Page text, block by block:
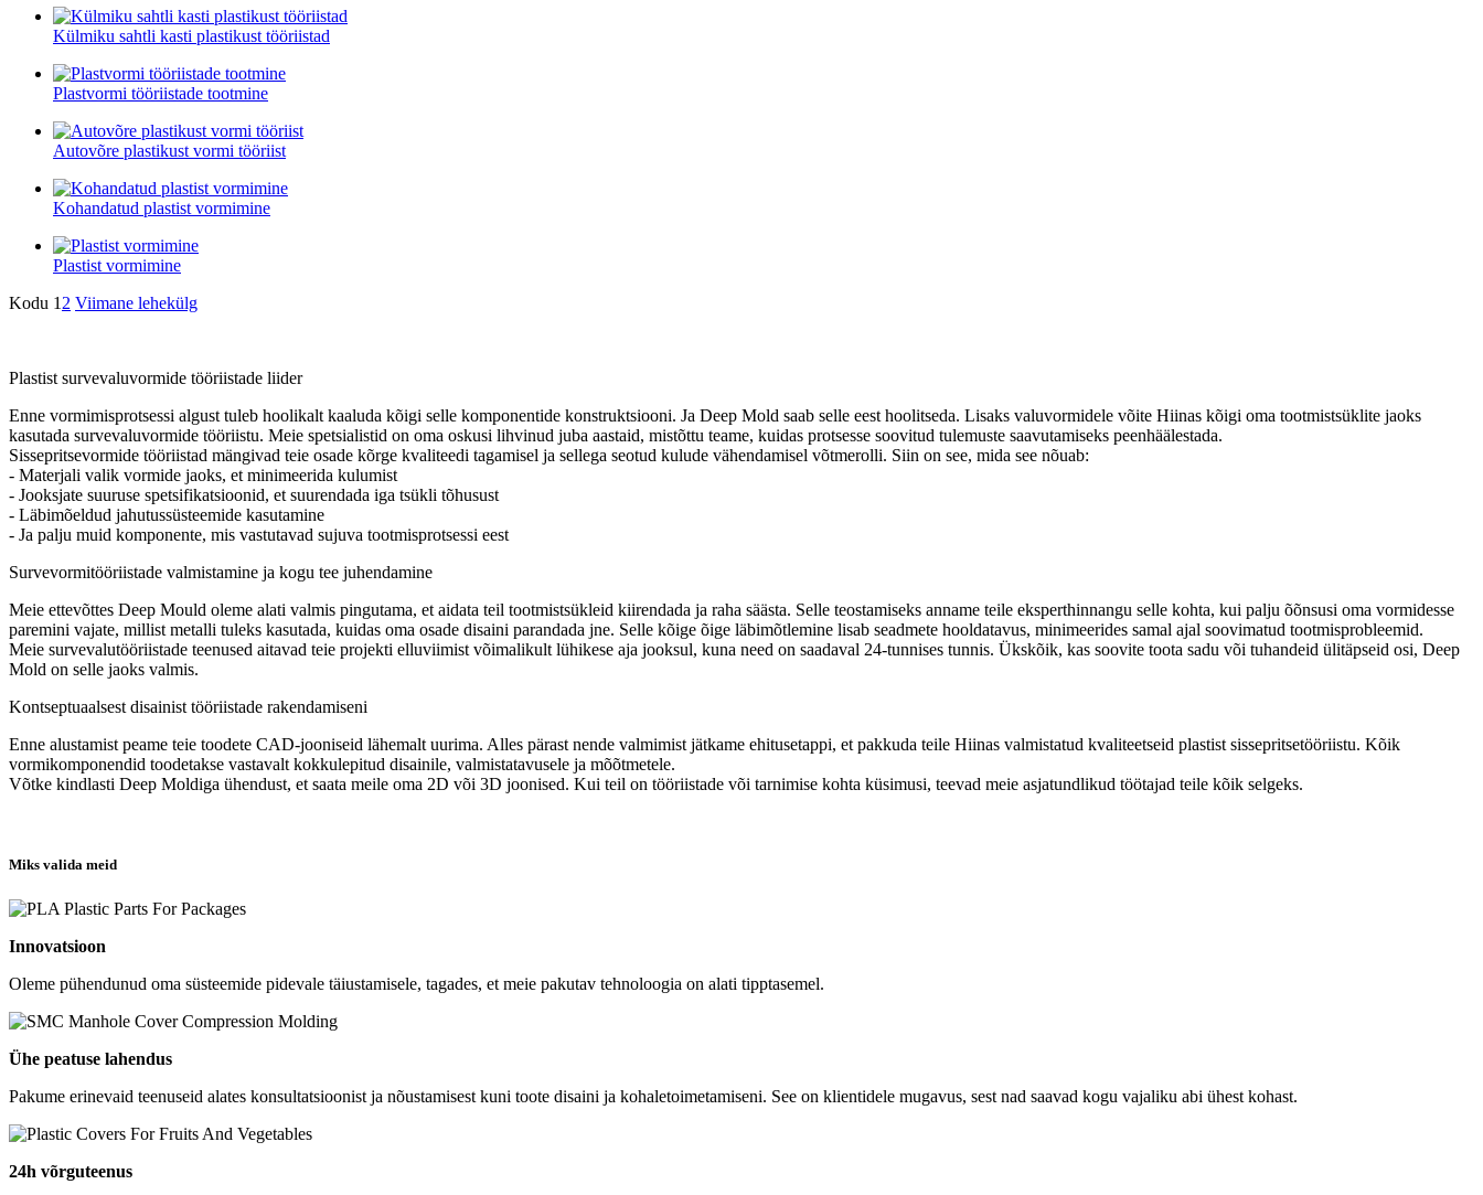
Külmiku sahtli kasti plastikust tööriistad
Plastvormi tööriistade tootmine
Autovõre plastikust vormi tööriist
Kohandatud plastist vormimine
Plastist vormimine
Kodu 1 2 Viimane lehekülg
Plastist survevaluvormide tööriistade liider
Enne vormimisprotsessi algust tuleb hoolikalt kaaluda kõigi selle komponentide konstruktsiooni. Ja Deep Mold saab selle eest hoolitseda. Lisaks valuvormidele võite Hiinas kõigi oma tootmistsüklite jaoks
kasutada survevaluvormide tööriistu. Meie spetsialistid on oma oskusi lihvinud juba aastaid, mistõttu teame, kuidas protsesse soovitud tulemuste saavutamiseks peenhäälestada.
Sissepritsevormide tööriistad mängivad teie osade kõrge kvaliteedi tagamisel ja sellega seotud kulude vähendamisel võtmerolli. Siin on see, mida see nõuab:
- Materjali valik vormide jaoks, et minimeerida kulumist
- Jooksjate suuruse spetsifikatsioonid, et suurendada iga tsükli tõhusust
- Läbimõeldud jahutussüsteemide kasutamine
- Ja palju muid komponente, mis vastutavad sujuva tootmisprotsessi eest
Survevormitööriistade valmistamine ja kogu tee juhendamine
Meie ettevõttes Deep Mould oleme alati valmis pingutama, et aidata teil tootmistsükleid kiirendada ja raha säästa. Selle teostamiseks anname teile eksperthinnangu selle kohta, kui palju õõnsusi oma vormidesse
paremini vajate, millist metalli tuleks kasutada, kuidas oma osade disaini parandada jne. Selle kõige õige läbimõtlemine lisab seadmete hooldatavus, minimeerides samal ajal soovimatud tootmisprobleemid.
Meie survevalutööriistade teenused aitavad teie projekti elluviimist võimalikult lühikese aja jooksul, kuna need on saadaval 24-tunnises tunnis. Ükskõik, kas soovite toota sadu või tuhandeid ülitäpseid osi, Deep
Mold on selle jaoks valmis.
Kontseptuaalsest disainist tööriistade rakendamiseni
Enne alustamist peame teie toodete CAD-jooniseid lähemalt uurima. Alles pärast nende valmimist jätkame ehitusetappi, et pakkuda teile Hiinas valmistatud kvaliteetseid plastist sissepritsetööriistu. Kõik
vormikomponendid toodetakse vastavalt kokkulepitud disainile, valmistatavusele ja mõõtmetele.
Võtke kindlasti Deep Moldiga ühendust, et saata meile oma 2D või 3D joonised. Kui teil on tööriistade või tarnimise kohta küsimusi, teevad meie asjatundlikud töötajad teile kõik selgeks.
Miks valida meid
Innovatsioon
Oleme pühendunud oma süsteemide pidevale täiustamisele, tagades, et meie pakutav tehnoloogia on alati tipptasemel.
Ühe peatuse lahendus
Pakume erinevaid teenuseid alates konsultatsioonist ja nõustamisest kuni toote disaini ja kohaletoimetamiseni. See on klientidele mugavus, sest nad saavad kogu vajaliku abi ühest kohast.
24h võrguteenus